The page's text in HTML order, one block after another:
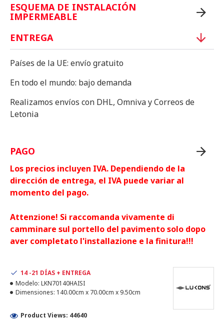
ESQUEMA DE INSTALACIÓN
IMPERMEABLE
ENTREGA
Países de la UE: envío gratuito
En todo el mundo: bajo demanda
Realizamos envíos con DHL, Omniva y Correos de
Letonia
PAGO
Los precios incluyen IVA. Dependiendo de la
dirección de entrega, el IVA puede variar al
momento del pago.
Attenzione! Si raccomanda vivamente di
camminare sul portello del pavimento solo dopo
aver completato l'installazione e la finitura!!!
14 -21 DÍAS + ENTREGA
Modelo: LKN70140HAISI
Dimensiones: 140.00cm x 70.00cm x 9.50cm
Product Views: 44640